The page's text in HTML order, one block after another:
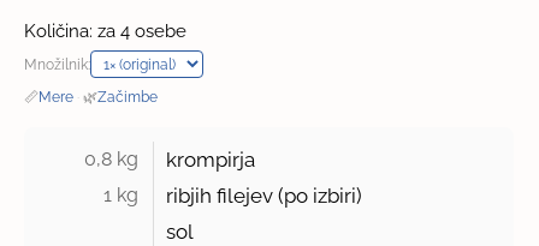
Količina: za 4 osebe
Množilnik:
📏Mere · 🌿Začimbe
0,8 kg krompirja
1 kg
ribjih filejev (po izbiri)
sol